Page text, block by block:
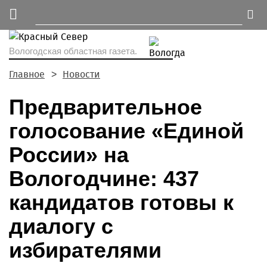
Вологодская областная газета.
Главное Новости
Предварительное
голосование «Единой
России» на
Вологодчине: 437
кандидатов готовы к
диалогу с
избирателями